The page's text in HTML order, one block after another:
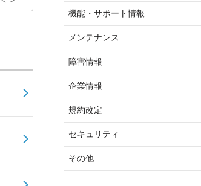
機能・サポート情報
メンテナンス
障害情報
企業情報
規約改定
セキュリティ
その他